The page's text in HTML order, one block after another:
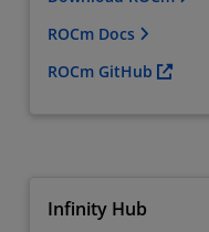
ROCm Docs
ROCm GitHub
Infinity Hub